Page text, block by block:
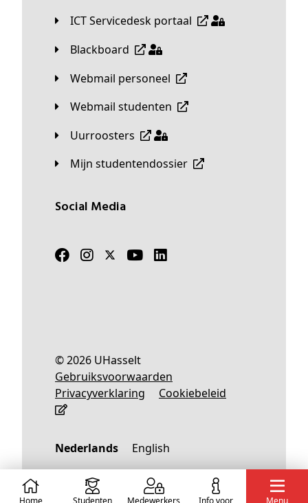
ICT Servicedesk portaal
Blackboard
Webmail personeel
Webmail studenten
Uurroosters
Mijn studentendossier
Social Media
© 2026 UHasselt
Gebruiksvoorwaarden
Privacyverklaring
Cookiebeleid
Nederlands English
Home Studenten Medewerkers info voor Menu